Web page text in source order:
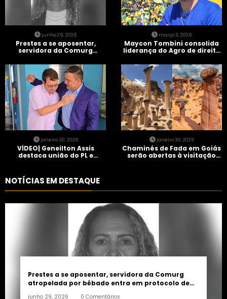
junho 29, 2026
Prestes a se aposentar,
servidora da Comurg
entra em protocolo de
morte encefálica
março 3, 2026
Maycon Tombini consolida
liderança do Agro de direita
Brasil” em Goiânia
janeiro 30, 2026
VÍDEO| Geneilton Assis
destaca união do PL e
janeiro 30, 2026
Chaminés de Fada em Goiás
serão abertas à visitação
NOTÍCIAS EM DESTAQUE
Prestes a se aposentar, servidora da Comurg
atropelada por bêbado entra em protocolo de
junho 29, 2026 0 Comentários